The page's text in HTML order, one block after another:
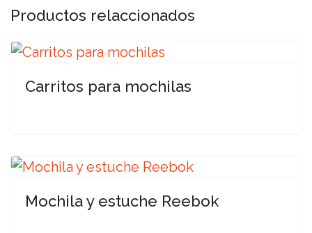
Productos relaccionados
Carritos para mochilas
Mochila y estuche Reebok